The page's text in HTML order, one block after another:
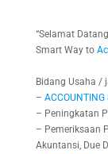
“Selamat
Smart Way to
Bidang Usaha /
– ACCOUNTING
– Peningkatan
– Pemeriksaan
Akuntansi, Due